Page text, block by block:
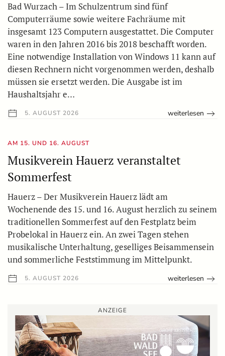
Bad Wurzach – Im Schulzentrum sind fünf
Computerräume sowie weitere Fachräume mit
insgesamt 123 Computern ausgestattet. Die Computer
waren in den Jahren 2016 bis 2018 beschafft worden.
Eine notwendige Installation von Windows 11 kann auf
diesen Rechnern nicht vorgenommen werden, deshalb
müssen sie ersetzt werden. Die Ausgabe ist im
Haushaltsjahr e…
5. AUGUST 2026 weiterlesen
AM 15. UND 16. AUGUST
Musikverein Hauerz veranstaltet
Sommerfest
Hauerz – Der Musikverein Hauerz lädt am
Wochenende des 15. und 16. August herzlich zu seinem
traditionellen Sommerfest auf den Festplatz beim
Probelokal in Hauerz ein. An zwei Tagen stehen
musikalische Unterhaltung, geselliges Beisammensein
und sommerliche Feststimmung im Mittelpunkt.
5. AUGUST 2026 weiterlesen
ANZEIGE